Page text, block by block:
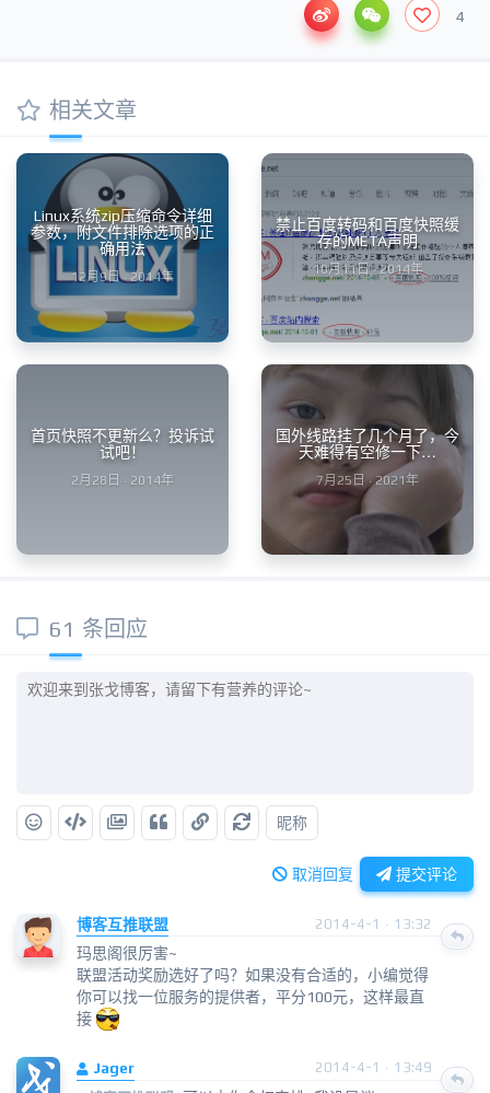
4
相关文章
Linux系统zip压缩命令详细
参数，附文件排除选项的正
确用法
12月9日 · 2014年
禁止百度转码和百度快照缓
存的META声明
10月11日 · 2014年
首页快照不更新么？投诉试
试吧！
2月28日 · 2014年
国外线路挂了几个月了，今
天难得有空修一下…
7月25日 · 2021年
61 条回应
昵称
取消回复 提交评论
博客互推联盟 2014-4-1 · 13:32
玛思阁很厉害~
联盟活动奖励选好了吗？如果没有合适的，小编觉得
你可以找一位服务的提供者，平分100元，这样最直
接
Jager
2014-4-1 · 13:49